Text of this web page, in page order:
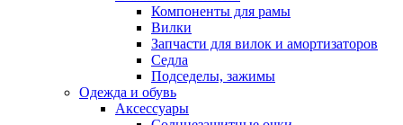
Компоненты для рамы
Вилки
Запчасти для вилок и амортизаторов
Седла
Подседелы, зажимы
Одежда и обувь
Аксессуары